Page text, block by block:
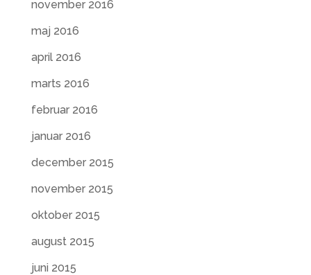
november 2016
maj 2016
april 2016
marts 2016
februar 2016
januar 2016
december 2015
november 2015
oktober 2015
august 2015
juni 2015